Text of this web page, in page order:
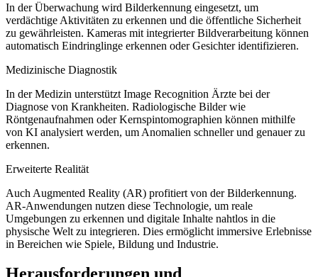
In der Überwachung wird Bilderkennung eingesetzt, um
verdächtige Aktivitäten zu erkennen und die öffentliche Sicherheit
zu gewährleisten. Kameras mit integrierter Bildverarbeitung können
automatisch Eindringlinge erkennen oder Gesichter identifizieren.
Medizinische Diagnostik
In der Medizin unterstützt Image Recognition Ärzte bei der
Diagnose von Krankheiten. Radiologische Bilder wie
Röntgenaufnahmen oder Kernspintomographien können mithilfe
von KI analysiert werden, um Anomalien schneller und genauer zu
erkennen.
Erweiterte Realität
Auch Augmented Reality (AR) profitiert von der Bilderkennung.
AR-Anwendungen nutzen diese Technologie, um reale
Umgebungen zu erkennen und digitale Inhalte nahtlos in die
physische Welt zu integrieren. Dies ermöglicht immersive Erlebnisse
in Bereichen wie Spiele, Bildung und Industrie.